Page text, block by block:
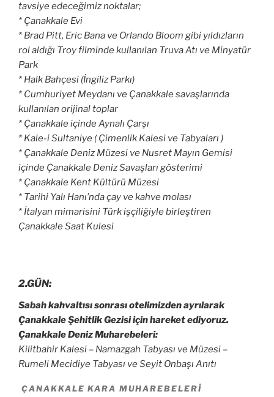
tavsiye edeceğimiz noktalar;
* Çanakkale Evi
* Brad Pitt, Eric Bana ve Orlando Bloom gibi yıldızların
rol aldığı Troy filminde kullanılan Truva Atı ve Minyatür
Park
* Halk Bahçesi (İngiliz Parkı)
* Cumhuriyet Meydanı ve Çanakkalesavaşlarında
kullanılan orijinal toplar
* Çanakkaleiçinde Aynalı Çarşı
* Kale-i Sultaniye ( Çimenlik Kalesi ve Tabyaları )
* Çanakkale Deniz Müzesi ve Nusret Mayın Gemisi
içinde Çanakkale Deniz Savaşları gösterimi
* Çanakkale Kent Kültürü Müzesi
* Tarihi Yalı Hanı’nda çay ve kahve molası
* İtalyan mimarisini Türk işçiliğiyle birleştiren
Çanakkale Saat Kulesi
2.GÜN:
Sabah kahvaltısı sonrası otelimizden ayrılarak
Çanakkale Şehitlik Gezisi için hareket ediyoruz.
Çanakkale Deniz Muharebeleri:
Kilitbahir Kalesi – Namazgah Tabyası ve Müzesi –
Rumeli Mecidiye Tabyası ve Seyit Onbaşı Anıtı
ÇANAKKALE KARA MUHAREBELERI